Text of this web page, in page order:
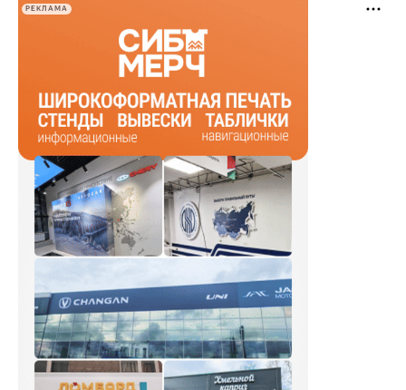
РЕКЛАМА